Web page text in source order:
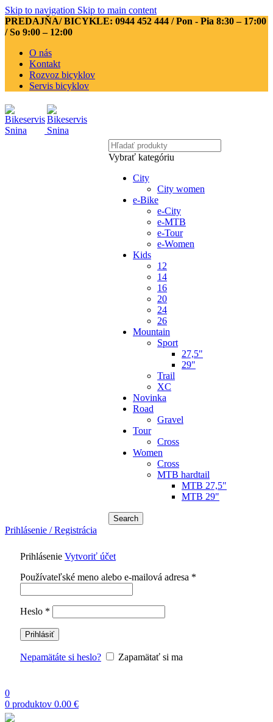
Skip to navigation Skip to main content
PREDAJŇA/ BICYKLE: 0944 452 444 / Pon - Pia 8:30 – 17:00
/ So 9:00 – 12:00
O nás
Kontakt
Rozvoz bicyklov
Servis bicyklov
Vybrať kategóriu
City
City women
e-Bike
e-City
e-MTB
e-Tour
e-Women
Kids
12
14
16
20
24
26
Mountain
Sport
27,5"
29"
Trail
XC
Novinka
Road
Gravel
Tour
Cross
Women
Cross
MTB hardtail
MTB 27,5"
MTB 29"
Search
Prihlásenie / Registrácia
Prihlásenie Vytvoriť účet
Používateľské meno alebo e-mailová adresa *
Heslo *
Prihlásiť
Nepamätáte si heslo? Zapamätať si ma
0
0 produktov 0.00 €